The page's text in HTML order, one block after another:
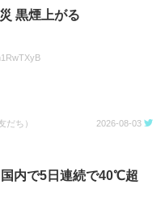
黒煙上がる
だち） 2026-08-03
内で5日連続で40℃超